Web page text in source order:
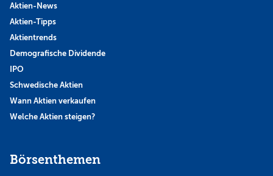
Aktien-News
Aktien-Tipps
Aktientrends
Demografische Dividende
IPO
Schwedische Aktien
Wann Aktien verkaufen
Welche Aktien steigen?
Börsenthemen